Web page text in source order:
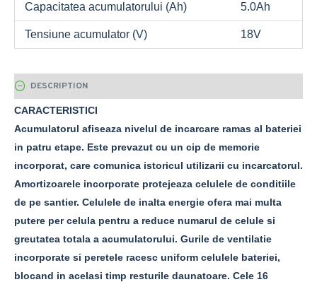
Capacitatea acumulatorului (Ah) 5.0Ah
Tensiune acumulator (V) 18V
DESCRIPTION
CARACTERISTICI
Acumulatorul afiseaza nivelul de incarcare ramas al bateriei
in patru etape. Este prevazut cu un cip de memorie
incorporat, care comunica istoricul utilizarii cu incarcatorul.
Amortizoarele incorporate protejeaza celulele de conditiile
de pe santier. Celulele de inalta energie ofera mai multa
putere per celula pentru a reduce numarul de celule si
greutatea totala a acumulatorului. Gurile de ventilatie
incorporate si peretele racesc uniform celulele bateriei,
blocand in acelasi timp resturile daunatoare. Cele 16